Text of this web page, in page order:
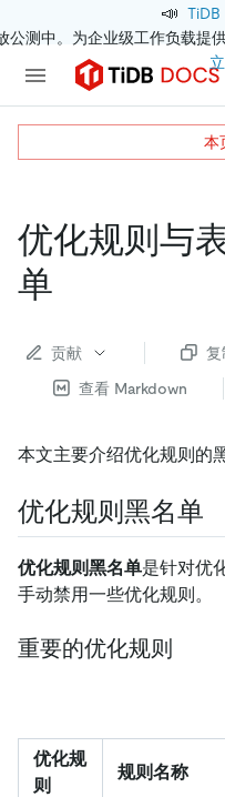
📣
公测中。为企业级工作负载提
优化规则与
单
贡献
复
查看 Markdown
本文主要介绍优化规则的
优化规则黑名单
优化规则黑名单是针对优
手动禁用一些优化规则。
重要的优化规则
优化规
则
规则名称
本